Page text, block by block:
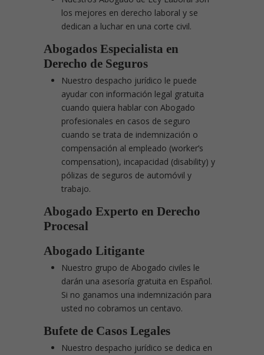
los mejores en derecho laboral y se
dedican a luchar en una corte civil.
Abogados Especialista en
Derecho de Seguros
Nuestro despacho jurídico le puede
ayudar con información legal gratuita
cuando quiera hablar con Abogado
profesionales en casos de seguro
cuando se trata de indemnización o
compensación al empleado (worker’s
compensation), incapacidad (disability) y
pólizas de seguros de automóvil y
trabajo.
Abogado Experto en Derecho
Procesal
Abogado Litigante
Nuestro grupo de Abogado civiles le
darán una asesoría gratuita en Español.
Si no ganamos una indemnización para
usted no cobramos un centavo.
Bufete de Casos Legales
Nuestro despacho jurídico se dedica en